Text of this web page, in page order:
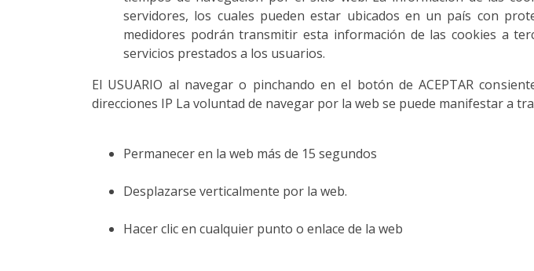
servidores, los cuales pueden estar ubicados en un país con
medidores podrán transmitir esta información de las cookies a
servicios prestados a los usuarios.
El USUARIO al navegar o pinchando en el botón de ACEPTAR
direcciones IP La voluntad de navegar por la web se puede manifestar a
Permanecer en la web más de 15 segundos
Desplazarse verticalmente por la web.
Hacer clic en cualquier punto o enlace de la web